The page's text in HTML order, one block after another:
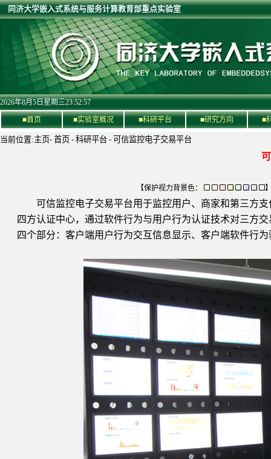
同济大学嵌入式系统与服务计算教育部重点实验室
2026年8月5日星期三23:52:57
■首页 ■实验室概况 ■科研平台 ■研究方向 ■
当前位置:主页- 首页 - 科研平台 - 可信监控电子交易平台
【保护视力背景色：
可信监控电子交易平台用于监控用户、商家和第三方支
四方认证中心，通过软件行为与用户行为认证技术对三方
四个部分：客户端用户行为交互信息显示、客户端软件行